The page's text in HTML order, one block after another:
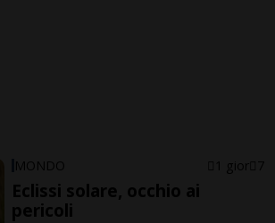
MONDO 1 gior 7
Eclissi solare, occhio ai
pericoli